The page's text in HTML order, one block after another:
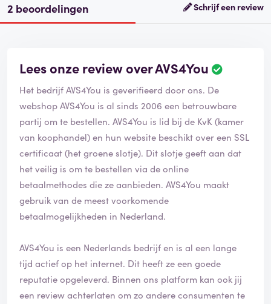
2 beoordelingen Schrijf een review
Lees onze review over AVS4You
B
o
r
d
e
l
n
e
v
r
i
Het bedrijf AVS4You is geverifieerd door ons. De
webshop AVS4You is al sinds 2006 een betrouwbare
partij om te bestellen. AVS4You is lid bij de KvK (kamer
van koophandel) en hun website beschikt over een SSL
certificaat (het groene slotje). Dit slotje geeft aan dat
het veilig is om te bestellen via de online
betaalmethodes die ze aanbieden. AVS4You maakt
gebruik van de meest voorkomende
betaalmogelijkheden in Nederland.
AVS4You is een Nederlands bedrijf en is al een lange
tijd actief op het internet. Dit heeft ze een goede
reputatie opgeleverd. Binnen ons platform kan ook jij
een review achterlaten om zo andere consumenten te